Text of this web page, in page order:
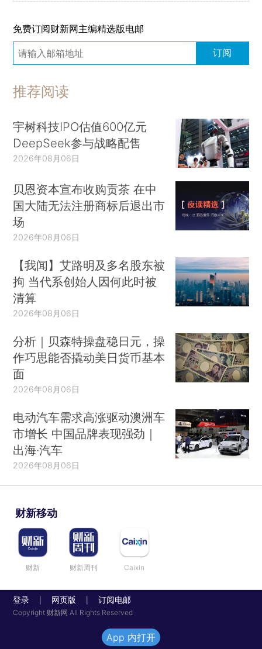
免费订阅财新网主编精选版电邮
订阅
推荐阅读
宇树科技IPO估值600亿元
DeepSeek参与战略配售
2026年08月06日
贝恩资本宣布收购贡茶 在中
国大陆无法注册商标后退出市
场
2026年08月06日
【我闻】艾路明及多名股东被
拘 当代系创始人因何此时被
清算
2026年08月06日
分析｜贝森特操盘稳日元，操
作巧思能否撬动美日货币基本
面
2026年08月06日
电动汽车需求高涨驱动澳洲车
市增长 中国品牌表现强劲｜
出海·汽车
2026年08月06日
财新移动
财新 财新周刊 Caixin
登录 网页版 订阅电邮
Copyright 财新网 All Rights Reserved
App 内打开